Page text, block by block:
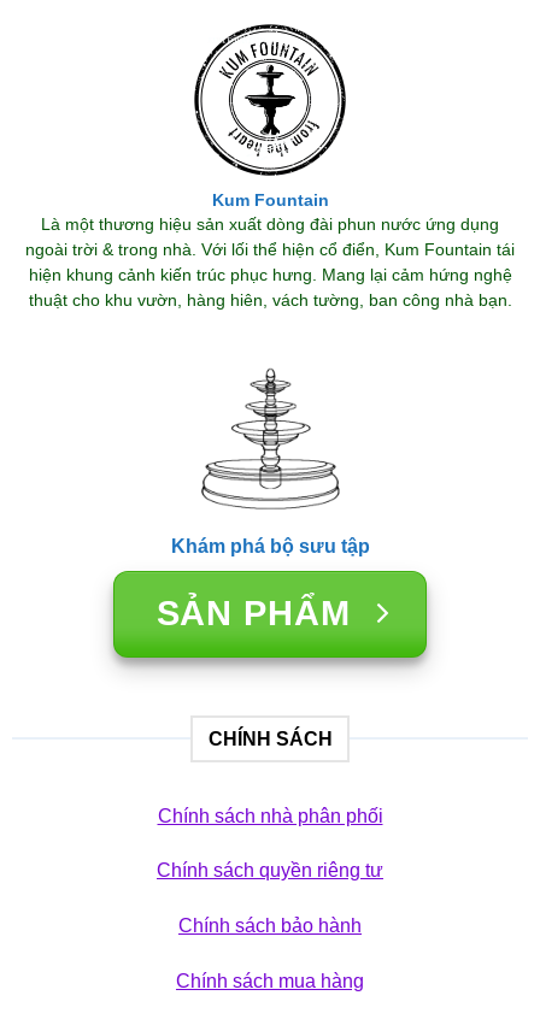
Kum Fountain
Là một thương hiệu sản xuất dòng đài phun nước ứng dụng
ngoài trời & trong nhà. Với lối thể hiện cổ điển, Kum Fountain tái
hiện khung cảnh kiến trúc phục hưng. Mang lại cảm hứng nghệ
thuật cho khu vườn, hàng hiên, vách tường, ban công nhà bạn.
Khám phá bộ sưu tập
SẢN PHẨM
CHÍNH SÁCH
Chính sách nhà phân phối
Chính sách quyền riêng tư
Chính sách bảo hành
Chính sách mua hàng